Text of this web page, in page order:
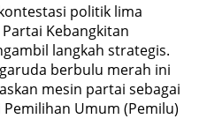
politik lima
Kebangkitan
langkah strategis.
berbulu merah ini
mesin partai sebagai
Umum (Pemilu)